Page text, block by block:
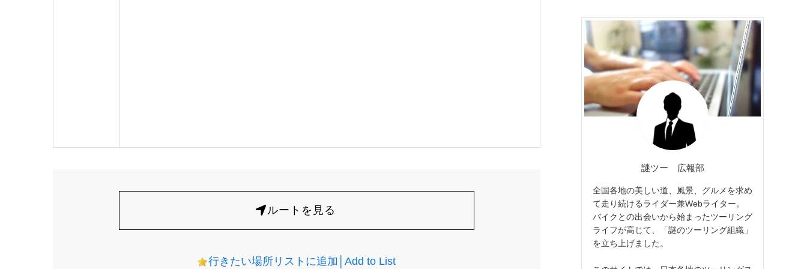
ルートを見る
行きたい場所リストに追加│Add to List
謎ツー 広報部
全国各地の美しい道、風景、グルメを求め
て走り続けるライダー兼Webライター。
バイクとの出会いから始まったツーリング
ライフが高じて、「謎のツーリング組織」
を立ち上げました。